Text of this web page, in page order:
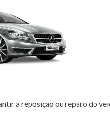
a reposição ou reparo do